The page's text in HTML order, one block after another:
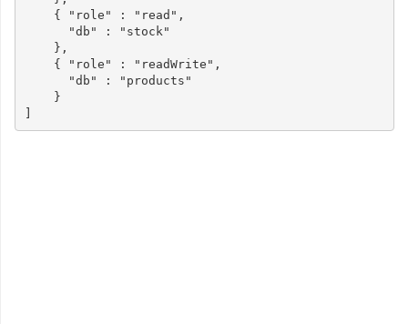
{
"role" : "read" ,
"db"
:
"stock"
},
{
"role" : "readWrite" ,
"db"
:
"products"
}
]